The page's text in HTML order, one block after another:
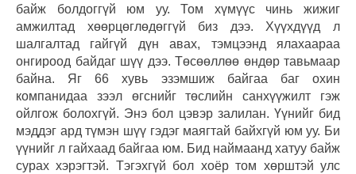
байж болдоггүй юм уу. Том хүмүүс чинь жижиг
амжилтад хөөрцөглөдөггүй биз дээ. Хүүхдүүд л
шалгалтад гайгүй дүн авах, тэмцээнд ялахаараа
онгироод байдаг шүү дээ. Төсөөллөө өндөр тавьмаар
байна. Яг 66 хувь эзэмшиж байгаа баг охин
компанидаа зээл өгснийг төслийн санхүүжилт гэж
ойлгож болохгүй. Энэ бол цэвэр залилан. Үүнийг бид
мэддэг ард түмэн шүү гэдэг маягтай байхгүй юм уу. Би
үүнийг л гайхаад байгаа юм. Бид наймаанд хатуу байж
сурах хэрэгтэй. Тэгэхгүй бол хоёр том хөрштэй улс